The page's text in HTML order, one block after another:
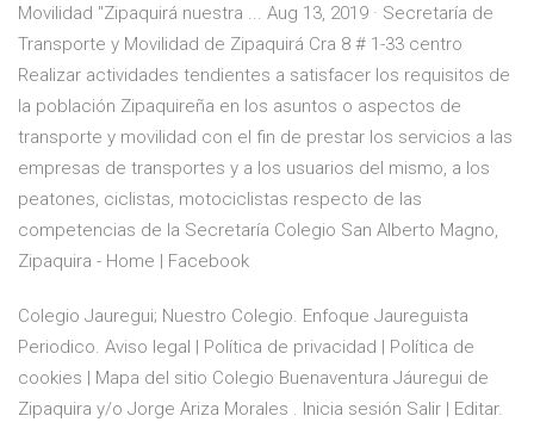
Movilidad "Zipaquirá nuestra ... Aug 13, 2019 · Secretaría de
Transporte y Movilidad de Zipaquirá Cra 8 # 1-33 centro
Realizar actividades tendientes a satisfacer los requisitos de
la población Zipaquireña en los asuntos o aspectos de
transporte y movilidad con el fin de prestar los servicios a las
empresas de transportes y a los usuarios del mismo, a los
peatones, ciclistas, motociclistas respecto de las
competencias de la Secretaría Colegio San Alberto Magno,
Zipaquira - Home | Facebook
Colegio Jauregui; Nuestro Colegio. Enfoque Jaureguista
Periodico. Aviso legal | Política de privacidad | Política de
cookies | Mapa del sitio Colegio Buenaventura Jáuregui de
Zipaquira y/o Jorge Ariza Morales . Inicia sesión Salir | Editar.